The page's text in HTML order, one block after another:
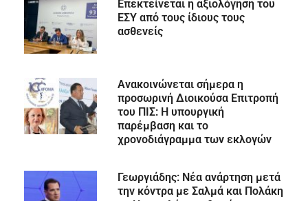
Επεκτείνεται η αξιολόγηση του
ΕΣΥ από τους ίδιους τους
ασθενείς
Ανακοινώνεται σήμερα η
προσωρινή Διοικούσα Επιτροπή
του ΠΙΣ: Η υπουργική
παρέμβαση και το
χρονοδιάγραμμα των εκλογών
Γεωργιάδης: Νέα ανάρτηση μετά
την κόντρα με Σαλμά και Πολάκη